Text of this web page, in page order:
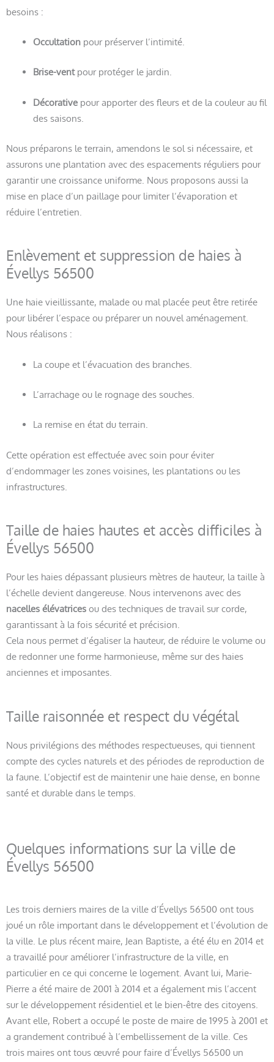
besoins :
Occultationpour préserver l’intimité.
Brise-ventpour protéger le jardin.
Décorativepour apporter des fleurs et de la couleur au fil
des saisons.
Nous préparons le terrain, amendons le sol si nécessaire, et
assurons une plantation avec des espacements réguliers pour
garantir une croissance uniforme. Nous proposons aussi la
mise en place d’un paillage pour limiter l’évaporation et
réduire l’entretien.
Enlèvement et suppression de haies à
Évellys 56500
Une haie vieillissante, malade ou mal placée peut être retirée
pour libérer l’espace ou préparer un nouvel aménagement.
Nous réalisons :
La coupe et l’évacuation des branches.
L’arrachage ou le rognage des souches.
La remise en état du terrain.
Cette opération est effectuée avec soin pour éviter
d’endommager les zones voisines, les plantations ou les
infrastructures.
Taille de haies hautes et accès difficiles à
Évellys 56500
Pour les haies dépassant plusieurs mètres de hauteur, la taille à
l’échelle devient dangereuse. Nous intervenons avec des
nacelles élévatrices ou des techniques de travail sur corde,
garantissant à la fois sécurité et précision.
Cela nous permet d’égaliser la hauteur, de réduire le volume ou
de redonner une forme harmonieuse, même sur des haies
anciennes et imposantes.
Taille raisonnée et respect du végétal
Nous privilégions des méthodes respectueuses, qui tiennent
compte des cycles naturels et des périodes de reproduction de
la faune. L’objectif est de maintenir une haie dense, en bonne
santé et durable dans le temps.
Quelques informations sur la ville de
Évellys 56500
Les trois derniers maires de la ville d’Évellys 56500 ont tous
joué un rôle important dans le développement et l’évolution de
la ville. Le plus récent maire, Jean Baptiste, a été élu en 2014 et
a travaillé pour améliorer l’infrastructure de la ville, en
particulier en ce qui concerne le logement. Avant lui, Marie-
Pierre a été maire de 2001 à 2014 et a également mis l’accent
sur le développement résidentiel et le bien-être des citoyens.
Avant elle, Robert a occupé le poste de maire de 1995 à 2001 et
a grandement contribué à l’embellissement de la ville. Ces
trois maires ont tous œuvré pour faire d’Évellys 56500 un